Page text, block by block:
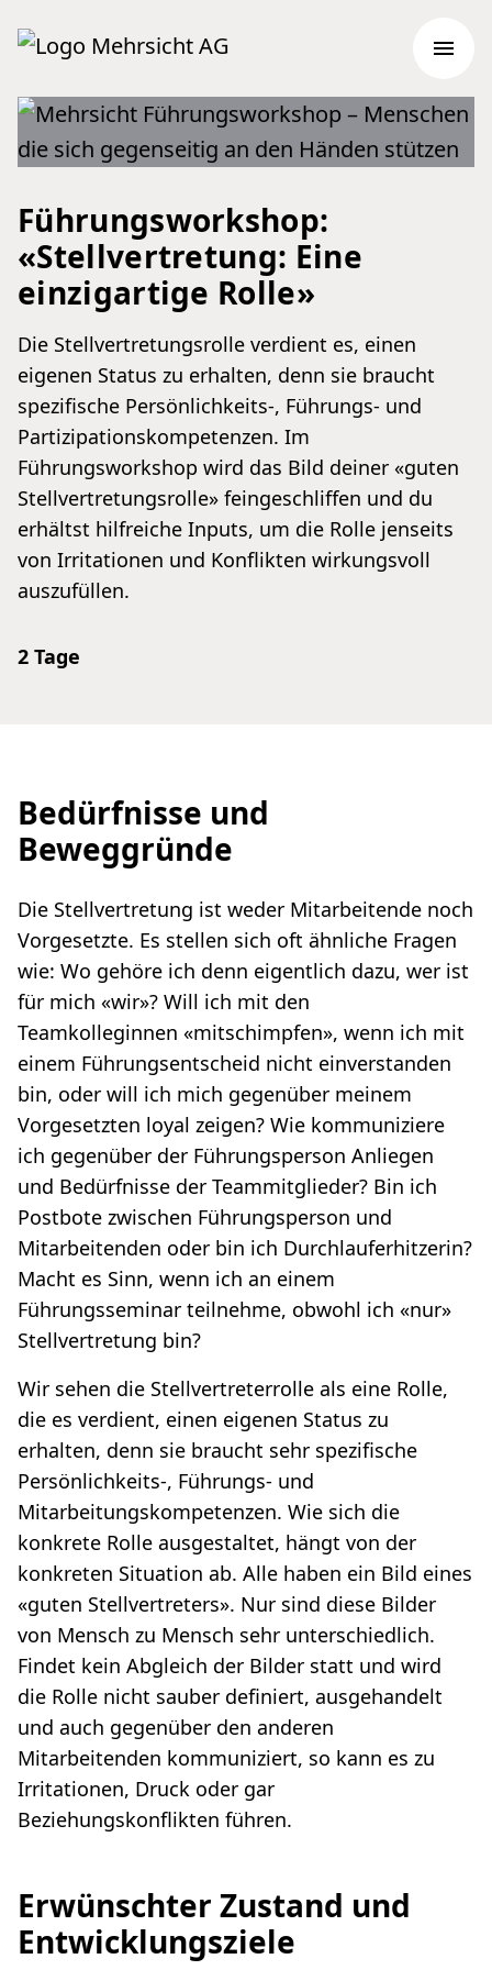
Header
Mehrsicht AG
Hauptnavigation
Führungs­workshop:
«Stellvertretung: Eine
einzigartige Rolle»
Die Stellvertretungsrolle verdient es, einen
eigenen Status zu erhalten, denn sie braucht
spezifische Persönlichkeits-, Führungs- und
Partizipationskompetenzen. Im
Führungsworkshop wird das Bild deiner «guten
Stellvertretungsrolle» feingeschliffen und du
erhältst hilfreiche Inputs, um die Rolle jenseits
von Irritationen und Konflikten wirkungsvoll
auszufüllen.
2 Tage
Bedürfnisse und
Beweggründe
Die Stellvertretung ist weder Mitarbeitende noch
Vorgesetzte. Es stellen sich oft ähnliche Fragen
wie: Wo gehöre ich denn eigentlich dazu, wer ist
für mich «wir»? Will ich mit den
Teamkolleginnen «mitschimpfen», wenn ich mit
einem Führungsentscheid nicht einverstanden
bin, oder will ich mich gegenüber meinem
Vorgesetzten loyal zeigen? Wie kommuniziere
ich gegenüber der Führungsperson Anliegen
und Bedürfnisse der Teammitglieder? Bin ich
Postbote zwischen Führungsperson und
Mitarbeitenden oder bin ich Durchlauferhitzerin?
Macht es Sinn, wenn ich an einem
Führungsseminar teilnehme, obwohl ich «nur»
Stellvertretung bin?
Wir sehen die Stellvertreterrolle als eine Rolle,
die es verdient, einen eigenen Status zu
erhalten, denn sie braucht sehr spezifische
Persönlichkeits-, Führungs- und
Mitarbeitungskompetenzen. Wie sich die
konkrete Rolle ausgestaltet, hängt von der
konkreten Situation ab. Alle haben ein Bild eines
«guten Stellvertreters». Nur sind diese Bilder
von Mensch zu Mensch sehr unterschiedlich.
Findet kein Abgleich der Bilder statt und wird
die Rolle nicht sauber definiert, ausgehandelt
und auch gegenüber den anderen
Mitarbeitenden kommuniziert, so kann es zu
Irritationen, Druck oder gar
Beziehungskonflikten führen.
Erwünschter Zustand und
Entwicklungsziele